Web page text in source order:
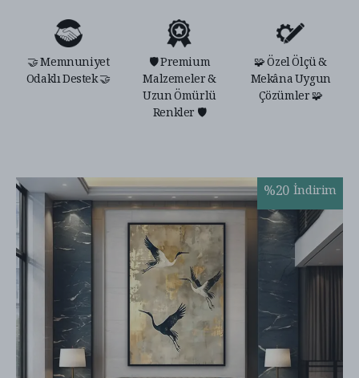
🤝 Memnuniyet
Odaklı Destek 🤝
🛡️ Premium
Malzemeler &
Uzun Ömürlü
Renkler 🛡️
🧩 Özel Ölçü &
Mekâna Uygun
Çözümler 🧩
%20 İndirim